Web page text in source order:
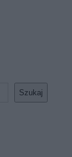
Szukaj